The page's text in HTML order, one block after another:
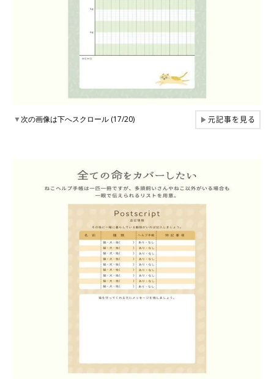
▼次の画像は下へスクロール (17/20) ▶元記事を見る